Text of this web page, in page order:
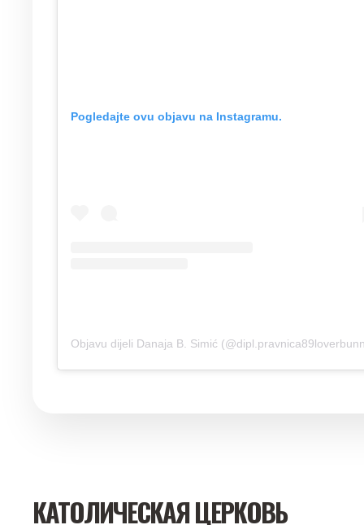
Pogledajte ovu objavu na Instagramu.
Objavu dijeli Danaja B. Simić
КАТОЛИЧЕСКАЯ ЦЕРКОВЬ